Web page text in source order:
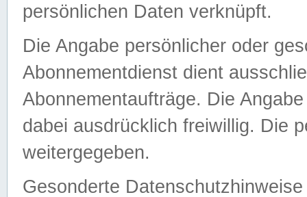
persönlichen Daten verknüpft.
Die Angabe persönlicher oder
Abonnementdienst dient
Abonnementaufträge. Die
dabei ausdrücklich freiwillig. Die
weitergegeben.
Gesonderte